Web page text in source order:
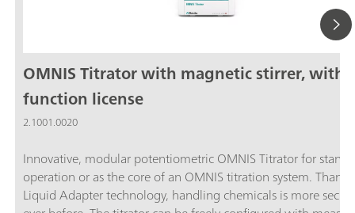
OMNIS Titrator with magnetic stirrer,
function license
2.1001.0020
Innovative, modular potentiometric OMNIS Titrator for
operation or as the core of an OMNIS titration system.
Liquid Adapter technology, handling chemicals is more